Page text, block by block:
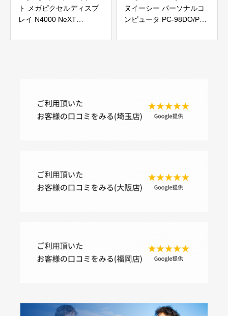
ト メガピクセルディスプ
レイ N4000 NeXT
ク
ヌイーシー パーソナルコ
ンピュータ PC-98DO/P